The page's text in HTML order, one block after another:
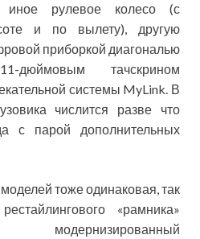
иное рулевое колесо (с
и по вылету), другую
приборкой диагональю
тачскрином
системы MyLink. В
числится разве что
с парой дополнительных
тоже одинаковая, так
«рамника»